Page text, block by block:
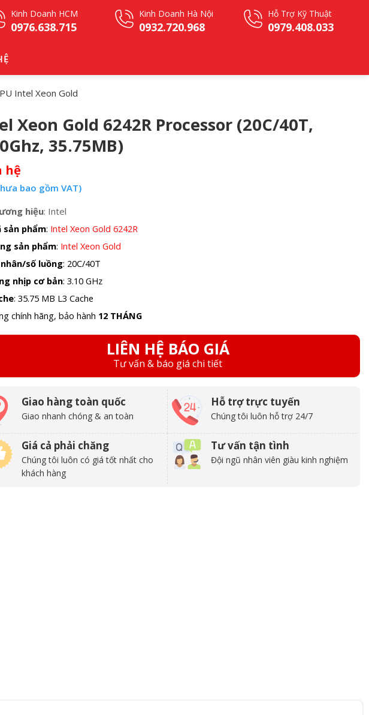
Kinh Doanh HCM
0976.638.715
Kinh Doanh Hà Nội
0932.720.968
Hỗ Trợ Kỹ Thuật
0979.408.033
Intel Xeon Gold
Xeon Gold 6242R Processor (20C/40T,
35.75MB)
hệ
bao gồm VAT)
hiệu: Intel
sản phẩm: Intel Xeon Gold 6242R
sản phẩm: Intel Xeon Gold
nhân/số luồng: 20C/40T
nhịp cơ bản: 3.10 GHz
: 35.75 MB L3 Cache
chính hãng, bảo hành 12 THÁNG
LIÊN HỆ BÁO GIÁ
Tư vấn & báo giá chi tiết
Giao hàng toàn quốc
Giao nhanh chóng & an toàn
Hỗ trợ trực tuyến
Chúng tôi luôn hỗ trợ 24/7
Giá cả phải chăng
Chúng tôi luôn có giá tốt nhất cho
khách hàng
Tư vấn tận tình
Đội ngũ nhân viên giàu kinh nghiệm